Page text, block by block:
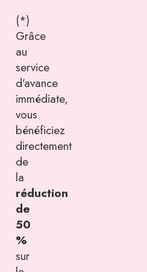
(*)
Grâce
au
service
d’avance
immédiate,
vous
bénéficiez
directement
de
la
réduction
de
50
%
sur